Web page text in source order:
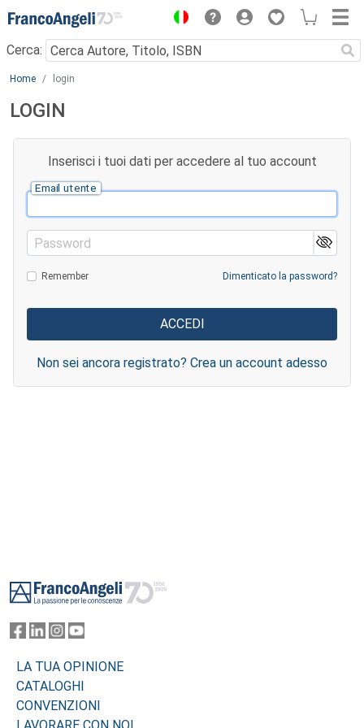
Menu
Cerca:
Main content
Home login
LOGIN
Inserisci i tuoi dati per accedere al tuo account
Email utente
Password
Remember Dimenticato la password?
Non sei ancora registrato? Crea un account adesso
LA TUA OPINIONE
CATALOGHI
CONVENZIONI